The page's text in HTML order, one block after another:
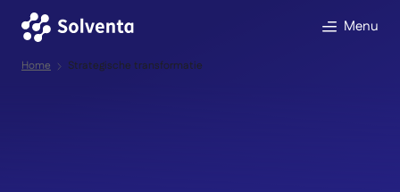
Direct naar inhoud
Menu
Home Strategische transformatie